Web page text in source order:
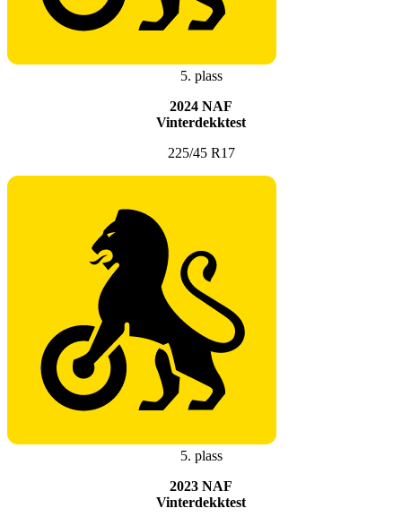
5. plass
2024 NAF
Vinterdekktest
225/45 R17
5. plass
2023 NAF
Vinterdekktest